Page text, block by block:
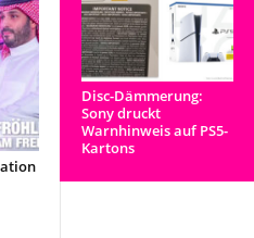
Disc-Dämmerung:
Sony druckt
Warnhinweis auf PS5-
Kartons